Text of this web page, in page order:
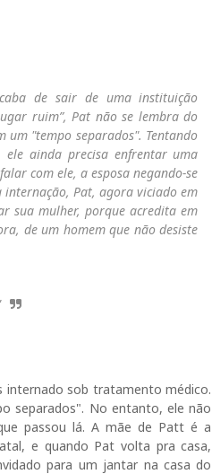
de sair de uma instituição
ruim”, Pat não se lembra do
um "tempo separados". Tentando
ele ainda precisa enfrentar uma
com ele, a esposa negando-se
internação, Pat, agora viciado em
sua mulher, porque acredita em
de um homem que não desiste
internado sob tratamento médico.
separados". No entanto, ele não
passou lá. A mãe de Patt é a
e quando Pat volta pra casa,
para um jantar na casa do